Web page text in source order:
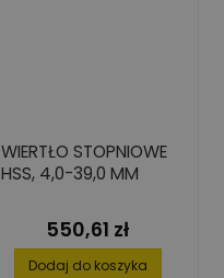
WIERTŁO STOPNIOWE
HSS, 4,0-39,0 MM
Cena
550,61 zł
Dodaj do koszyka